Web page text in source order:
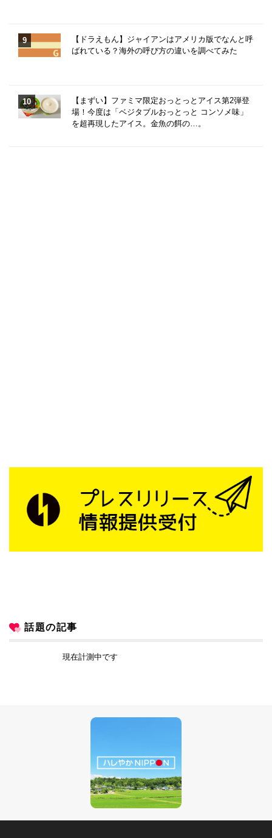
【ドラえもん】ジャイアンはアメリカ版でなんと呼
ばれている？海外の呼び方の違いを調べてみた
【まずい】ファミマ限定おっとっとアイス第2弾登
場！今度は「ベジタブルおっとっと コンソメ味」
を超再現したアイス。金魚の餌の…。
話題の記事
現在計測中です